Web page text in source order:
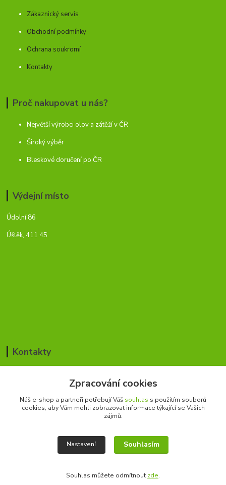
Zákaznický servis
Obchodní podmínky
Ochrana soukromí
Kontakty
Proč nakupovat u nás?
Největší výrobci olov a zátěží v ČR
Široký výběr
Bleskové doručení po ČR
Výdejní místo
Údolní 86
Úštěk, 411 45
Kontakty
+420 776 168 366
cesky-rybar@seznam.cz
Zpracování cookies
Náš e-shop a partneři potřebují Váš souhlas s použitím souborů
cookies, aby Vám mohli zobrazovat informace týkající se Vašich
zájmů.
Nastavení Souhlasím
Souhlas můžete odmítnout zde.